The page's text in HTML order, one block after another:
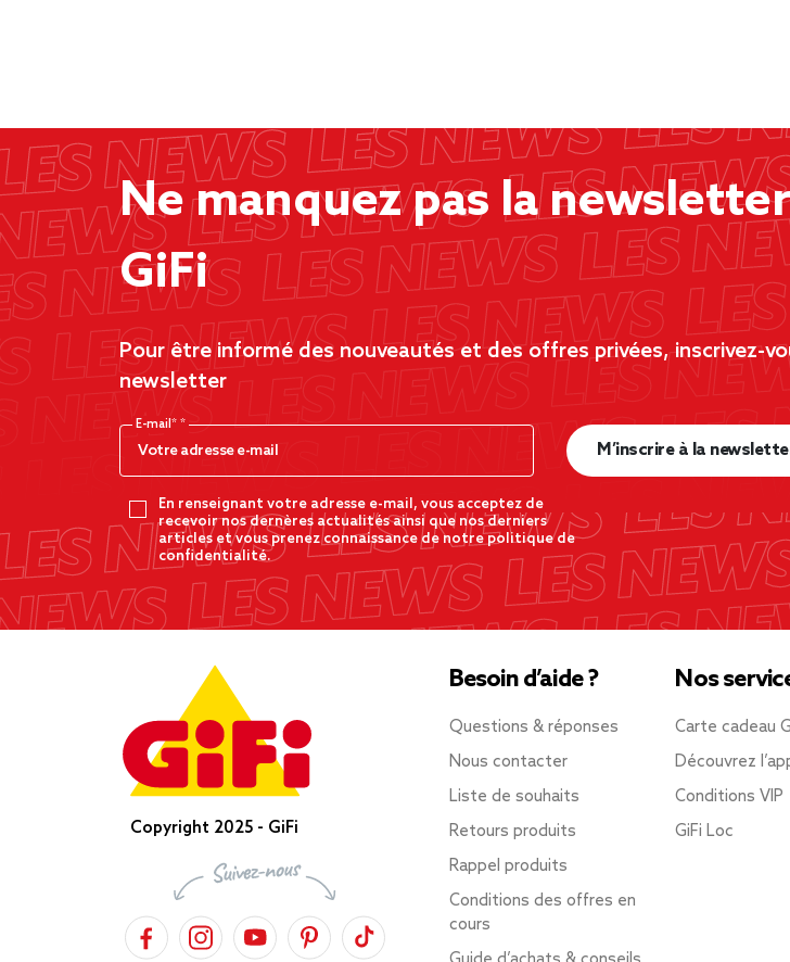
Ne manquez pas la newsletter
GiFi
Pour être informé des nouveautés et des offres privées, inscrivez-
newsletter
E-mail*
En renseignant votre adresse e-mail, vous acceptez de
recevoir nos dernères actualités ainsi que nos derniers
articles et vous prenez connaissance de notre politique de
confidentialité.
M’inscrire à la
Copyright 2025 - GiFi
Besoin d’aide ?
Questions & réponses
Nous contacter
Liste de souhaits
Retours produits
Rappel produits
Conditions des offres en
cours
Nos
Carte cadeau
Découvrez
Conditions VIP
GiFi Loc